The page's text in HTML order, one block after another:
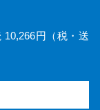
円（税・送